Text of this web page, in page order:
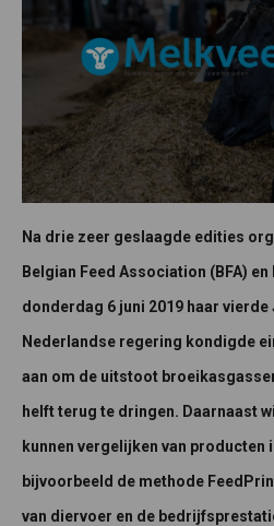
Na drie zeer geslaagde edities
Belgian Feed Association (BFA)
donderdag 6 juni 2019 haar
Nederlandse regering kondigde
aan om de uitstoot
helft terug te dringen. Daarnaast
kunnen vergelijken van producten
bijvoorbeeld de methode
van diervoer en de